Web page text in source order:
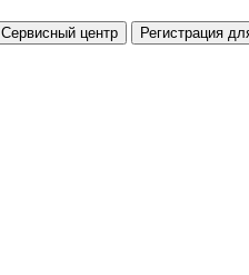
Сервисный центр